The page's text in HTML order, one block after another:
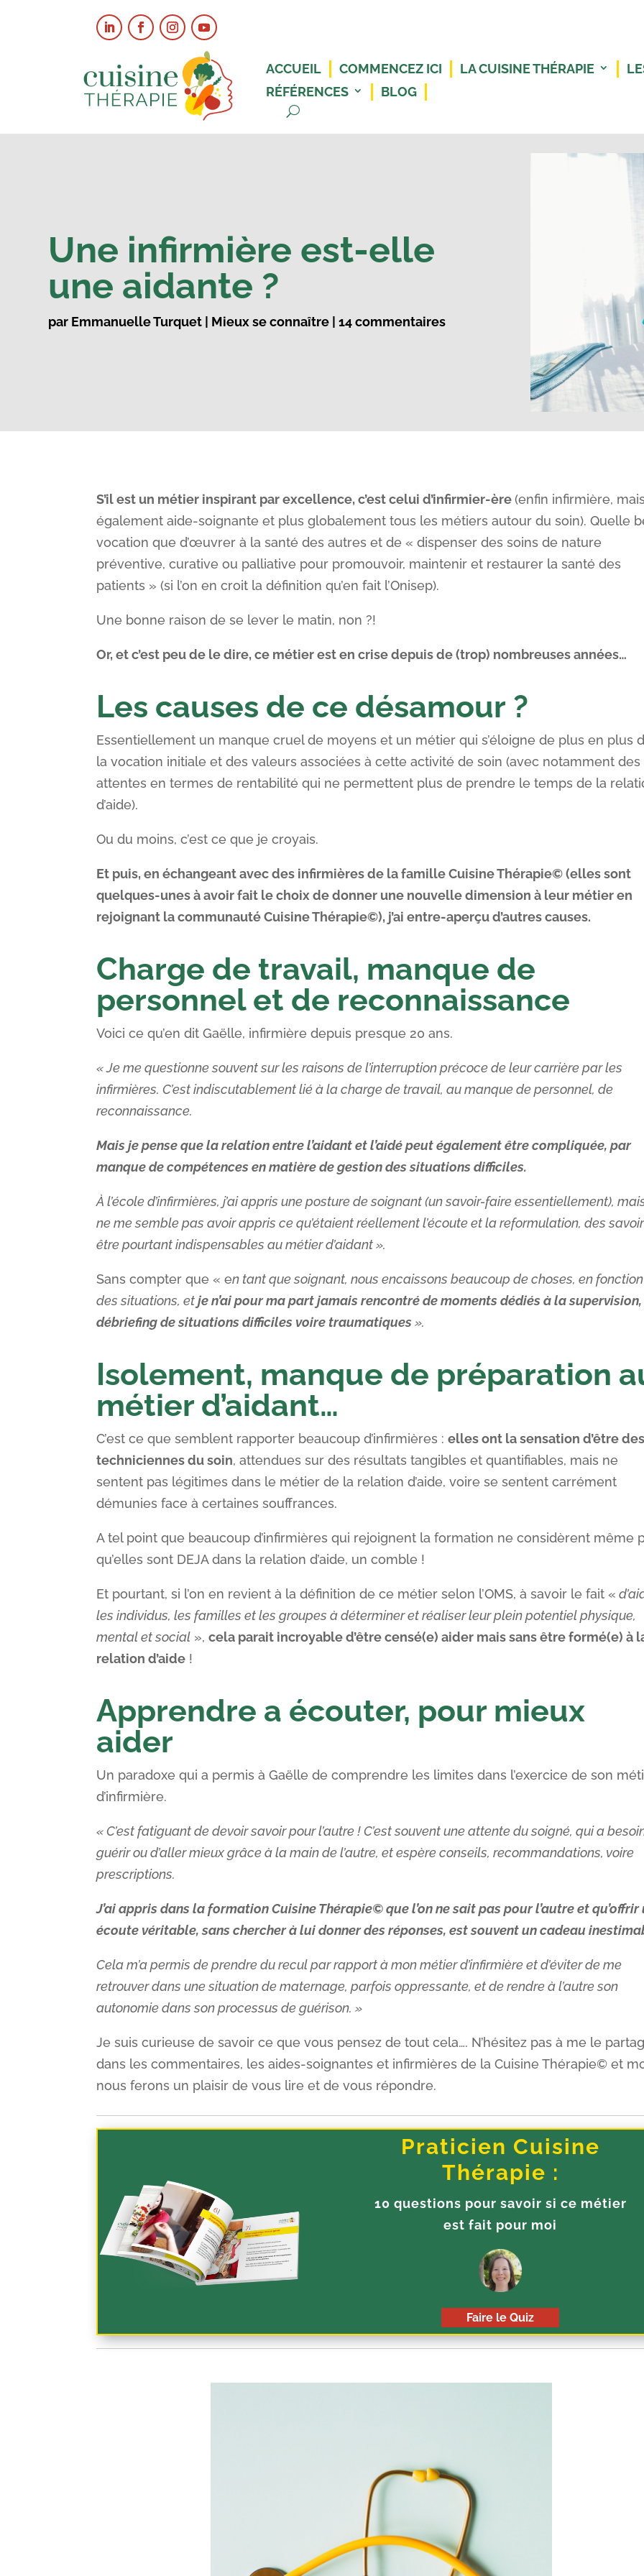
ACCUEIL COMMENCEZ ICI LA CUISINE THÉRAPIE
RÉFÉRENCES
BLOG
Une infirmière est-elle
une aidante ?
par Emmanuelle Turquet | Mieux se connaître |14 commentaires
S’il est un métier inspirant par excellence, c’est celui d’infirmier-ère(enfin infirmière,
également aide-soignante et plus globalement tous les métiers autour du soin). Quelle
vocation que d’œuvrer à la santé des autres et de « dispenser des soins de nature
préventive, curative ou palliative pour promouvoir, maintenir et restaurer la santé des
patients » (si l’on en croit la définition qu’en fait l’Onisep).
Une bonne raison de se lever le matin, non ?!
Or, et c’est peu de le dire, ce métier est en crise depuis de (trop) nombreuses années…
Les causes de ce désamour ?
Essentiellement un manque cruel de moyens et un métier qui s’éloigne de plus en plus
la vocation initiale et des valeurs associées à cette activité de soin (avec notamment des
attentes en termes de rentabilité qui ne permettent plus de prendre le temps de la
d’aide).
Ou du moins, c’est ce que je croyais.
Et puis, en échangeant avec des infirmières de la famille Cuisine Thérapie© (elles sont
quelques-unes à avoir fait le choix de donner une nouvelle dimension à leur métier en
rejoignant la communauté Cuisine Thérapie©), j’ai entre-aperçu d’autres causes.
Charge de travail, manque de
personnel et de reconnaissance
Voici ce qu’en dit Gaëlle, infirmière depuis presque 20 ans.
« Je me questionne souvent sur les raisons de l’interruption précoce de leur carrière par les
infirmières. C’est indiscutablement lié à la charge de travail, au manque de personnel, de
reconnaissance.
Mais je pense que la relation entre l’aidant et l’aidé peut également être compliquée, par
manque de compétences en matière de gestion des situations difficiles.
À l’école d’infirmières, j’ai appris une posture de soignant (un savoir-faire essentiellement),
ne me semble pas avoir appris ce qu’étaient réellement l’écoute et la reformulation, des
être pourtant indispensables au métier d’aidant ».
Sans compter que « en tant que soignant, nous encaissons beaucoup de choses, en fonction
des situations, etje n’ai pour ma part jamais rencontré de moments dédiés à la
débriefing de situations difficiles voire traumatiques».
Isolement, manque de préparation
métier d’aidant…
C’est ce que semblent rapporter beaucoup d’infirmières :elles ont la sensation d’être
techniciennes du soin, attendues sur des résultats tangibles et quantifiables, mais ne
sentent pas légitimes dans le métier de la relation d’aide, voire se sentent carrément
démunies face à certaines souffrances.
A tel point que beaucoup d’infirmières qui rejoignent la formation ne considèrent même
qu’elles sont DEJA dans la relation d’aide, un comble !
Et pourtant, si l’on en revient à la définition de ce métier selon l’OMS, à savoir le fait «
les individus, les familles et les groupes à déterminer et réaliser leur plein potentiel physique,
mental et social »,cela parait incroyable d’être censé(e) aider mais sans être formé(e) à
relation d’aide !
Apprendre a écouter, pour mieux
aider
Un paradoxe qui a permis à Gaëlle de comprendre les limites dans l’exercice de son
d’infirmière.
« C’est fatiguant de devoir savoir pour l’autre ! C’est souvent une attente du soigné, qui a
guérir ou d’aller mieux grâce à la main de l’autre, et espère conseils, recommandations, voire
prescriptions.
J’ai appris dans la formation Cuisine Thérapie© que l’on ne sait pas pour l’autre et qu’offrir
écoute véritable, sans chercher à lui donner des réponses, est souvent un cadeau
Cela m’a permis de prendre du recul par rapport à mon métier d’infirmière et d’éviter de me
retrouver dans une situation de maternage, parfois oppressante, et de rendre à l’autre son
autonomie dans son processus de guérison. »
Je suis curieuse de savoir ce que vous pensez de tout cela…. N’hésitez pas à me le
dans les commentaires, les aides-soignantes et infirmières de la Cuisine Thérapie© et
nous ferons un plaisir de vous lire et de vous répondre.
Praticien Cuisine
Thérapie :
10 questions pour savoir si ce métier
est fait pour moi
Faire le Quiz